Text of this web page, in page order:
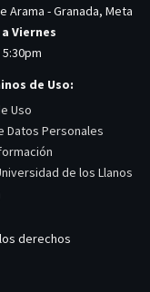
Arama - Granada, Meta
Viernes
de Uso:
Uso
Datos Personales
de los Llanos
derechos